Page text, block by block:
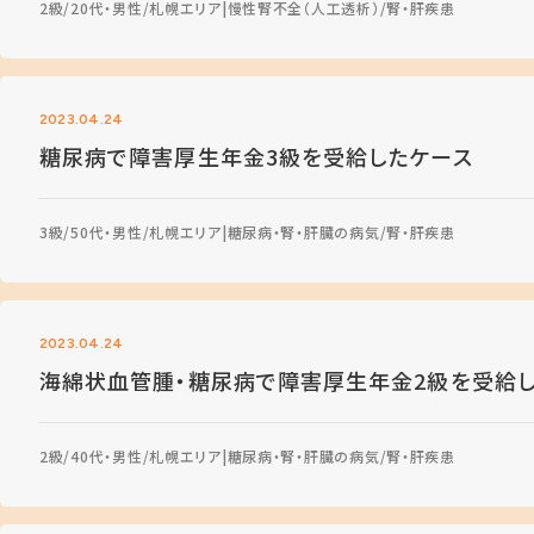
2級 20代・男性 札幌エリア 慢性腎不全（人工透析） 腎・肝疾患
2023.04.24
糖尿病で障害厚生年金3級を受給したケース
3級 50代・男性 札幌エリア 糖尿病・腎・肝臓の病気 腎・肝疾患
2023.04.24
海綿状血管腫・糖尿病で障害厚生年金2級を受給
2級 40代・男性 札幌エリア 糖尿病・腎・肝臓の病気 腎・肝疾患